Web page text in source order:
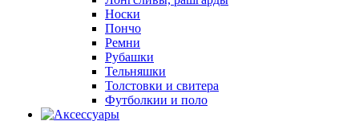
Носки
Пончо
Ремни
Рубашки
Тельняшки
Толстовки и свитера
Футболкии и поло